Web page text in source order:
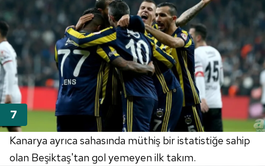
Kanarya ayrıca sahasında müthiş bir istatistiğe sahip
olan Beşiktaş'tan gol yemeyen ilk takım.